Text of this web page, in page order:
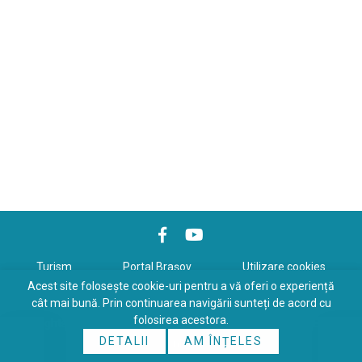
Turism Portal Braşov Utilizare cookies
Politică de confidenţialitate
Copyrights © 2026 All Rights Reserved. Powered by
Online
Acest site folosește cookie-uri pentru a vă oferi o experiență
cât mai bună. Prin continuarea navigării sunteți de acord cu
folosirea acestora.
DETALII
AM ÎNȚELES